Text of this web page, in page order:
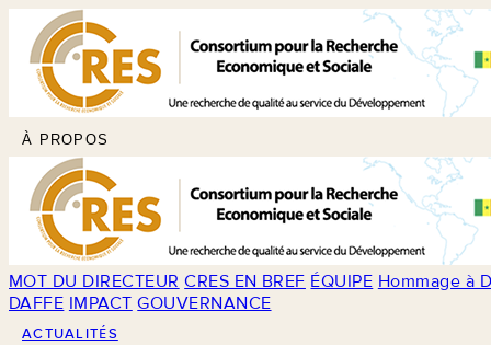
À PROPOS
MOT DU DIRECTEUR CRES EN BREF ÉQUIPE Hommage à
DAFFE IMPACT GOUVERNANCE
ACTUALITÉS